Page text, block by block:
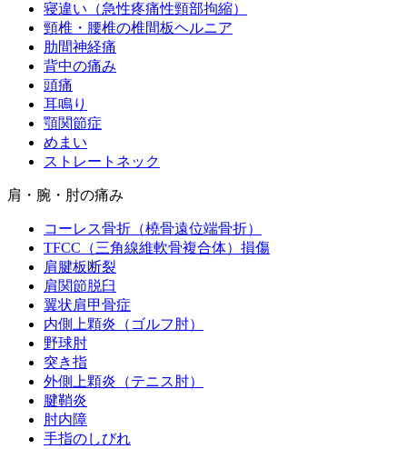
寝違い（急性疼痛性頸部拘縮）
頸椎・腰椎の椎間板ヘルニア
肋間神経痛
背中の痛み
頭痛
耳鳴り
顎関節症
めまい
ストレートネック
肩・腕・肘の痛み
コーレス骨折（橈骨遠位端骨折）
TFCC（三角線維軟骨複合体）損傷
肩腱板断裂
肩関節脱臼
翼状肩甲骨症
内側上顆炎（ゴルフ肘）
野球肘
突き指
外側上顆炎（テニス肘）
腱鞘炎
肘内障
手指のしびれ